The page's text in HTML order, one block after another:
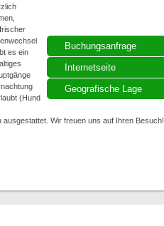
Buchungsanfrage
Internetseite
Geografische Lage
es ein
(Hund
Wir freuen uns auf Ihren Besuch!